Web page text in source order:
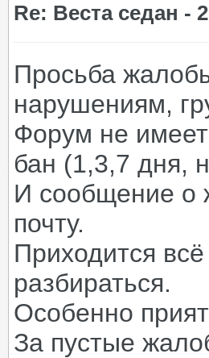
Re: Веста седан - 2
Просьба
нарушениям,
Форум не
бан (1,3,7 дня,
И сообщение о
почту.
Приходится
разбираться.
Особенно
За пустые